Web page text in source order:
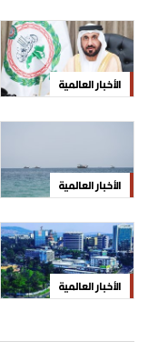
الأخبار العالمية
الأخبار العالمية
الأخبار العالمية